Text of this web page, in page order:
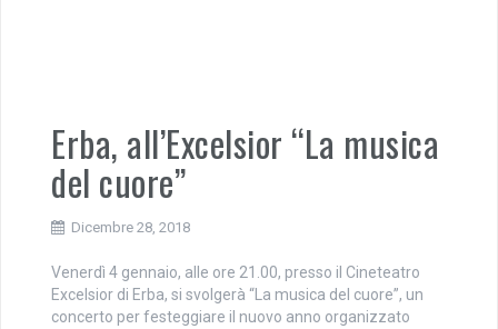
Erba, all’Excelsior “La musica
del cuore”
Dicembre 28, 2018
Venerdì 4 gennaio, alle ore 21.00, presso il Cineteatro
Excelsior di Erba, si svolgerà “La musica del cuore”, un
concerto per festeggiare il nuovo anno organizzato